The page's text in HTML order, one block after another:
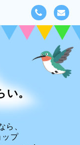
い。
ら、
ップ